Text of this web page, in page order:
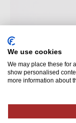
We use cookies
We may place these for
show personalised
more information about